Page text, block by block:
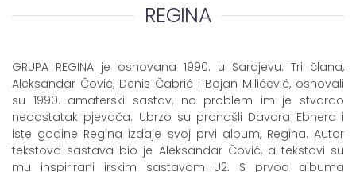
REGINA
GRUPA REGINA je osnovana 1990. u Sarajevu. Tri člana,
Aleksandar Čović, Denis Čabrić i Bojan Milićević, osnovali
su 1990. amaterski sastav, no problem im je stvarao
nedostatak pjevača. Ubrzo su pronašli Davora Ebnera i
iste godine Regina izdaje svoj prvi album, Regina. Autor
tekstova sastava bio je Aleksandar Čović, a tekstovi su
mu inspirirani irskim sastavom U2. S prvog albuma